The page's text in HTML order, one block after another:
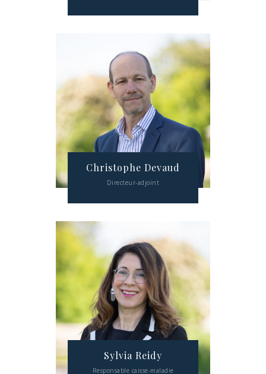
Christophe Devaud
Directeur-adjoint
Sylvia Reidy
Responsable caisse-maladie